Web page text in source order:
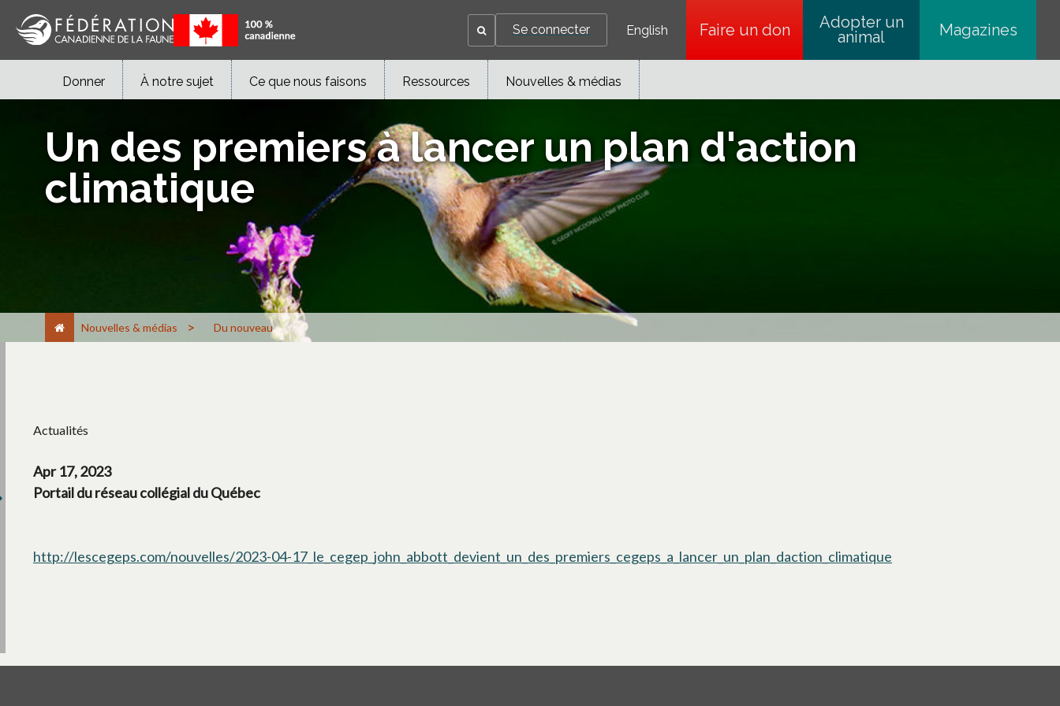
Se connecter English Faire un dons’ouvre dans un nouvel onglet
Adopter un
animal Magazines
Donner À notre sujet Ce que nous faisons Ressources Nouvelles & médias
Un des premiers à lancer un plan d'action
climatique
Nouvelles & médias > Du nouveau
Actualités
Apr 17, 2023
Portail du réseau collégial du Québec
http://lescegeps.com/nouvelles/2023-04-17_le_cegep_john_abbott_devient_un_des_premiers_cegeps_a_lancer_un_plan_daction_climatique